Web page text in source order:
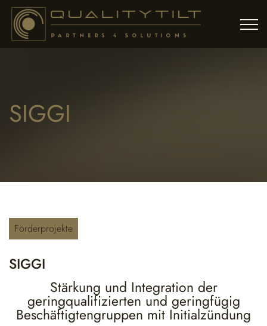
SIGGI
Förderprojekte
SIGGI
Stärkung und Integration der
geringqualifizierten und geringfügig
Beschäftigtengruppen mit Initialzündung